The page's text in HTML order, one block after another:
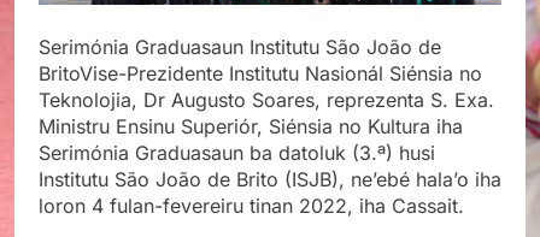
Serimónia Graduasaun Institutu São João de
BritoVise-Prezidente Institutu Nasionál Siénsia no
Teknolojia, Dr Augusto Soares, reprezenta S. Exa.
Ministru Ensinu Superiór, Siénsia no Kultura iha
Serimónia Graduasaun ba datoluk (3.ª) husi
Institutu São João de Brito (ISJB), ne’ebé hala’o iha
loron 4 fulan-fevereiru tinan 2022, iha Cassait.